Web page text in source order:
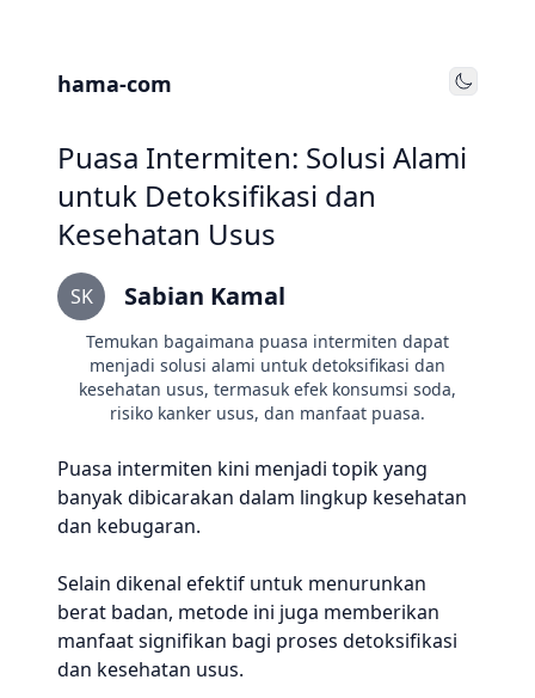
hama-com Toggle
Puasa Intermiten: Solusi Alami
untuk Detoksifikasi dan
Kesehatan Usus
SK Sabian Kamal
Temukan bagaimana puasa intermiten dapat
menjadi solusi alami untuk detoksifikasi dan
kesehatan usus, termasuk efek konsumsi soda,
risiko kanker usus, dan manfaat puasa.
Puasa intermiten kini menjadi topik yang
banyak dibicarakan dalam lingkup kesehatan
dan kebugaran.
Selain dikenal efektif untuk menurunkan
berat badan, metode ini juga memberikan
manfaat signifikan bagi proses detoksifikasi
dan kesehatan usus.